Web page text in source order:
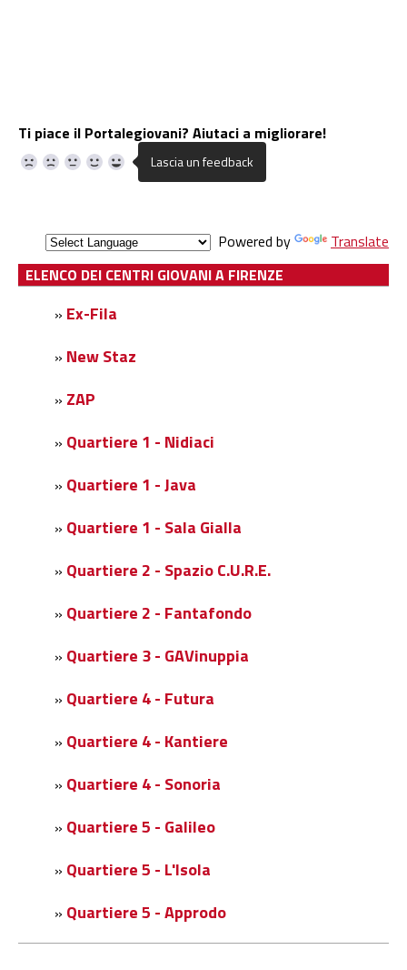
Ti piace il Portalegiovani? Aiutaci a migliorare!
Powered by
Translate
ELENCO DEI CENTRI GIOVANI A FIRENZE
» Ex-Fila
» New Staz
» ZAP
» Quartiere 1 - Nidiaci
» Quartiere 1 - Java
» Quartiere 1 - Sala Gialla
» Quartiere 2 - Spazio C.U.R.E.
» Quartiere 2 - Fantafondo
» Quartiere 3 - GAVinuppia
» Quartiere 4 - Futura
» Quartiere 4 - Kantiere
» Quartiere 4 - Sonoria
» Quartiere 5 - Galileo
» Quartiere 5 - L'Isola
» Quartiere 5 - Approdo